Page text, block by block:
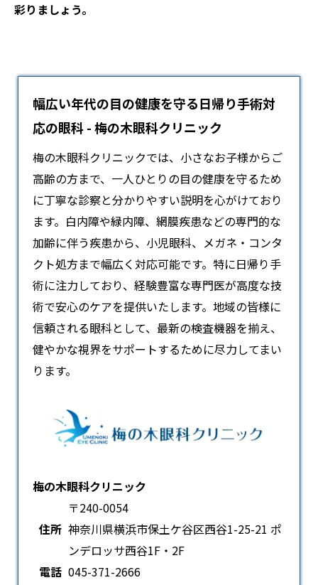
彩りましょう。
幅広い年代の目の健康を守る日帰り手術対
応の眼科 - 梅の木眼科クリニック
梅の木眼科クリニックでは、小さなお子様からご
高齢の方まで、一人ひとりの目の健康を守るため
に丁寧な診察と分かりやすい説明を心がけており
ます。白内障や緑内障、網膜疾患などの専門的な
加齢に伴う疾患から、小児眼科、メガネ・コンタ
クト処方まで幅広く対応可能です。特に日帰り手
術に注力しており、経験豊富な専門医が高度な技
術で安心のケアを提供いたします。地域の皆様に
信頼される眼科として、最新の検査機器を揃え、
健やかな視界をサポートするために尽力してまい
ります。
梅の木眼科クリニック
住所
〒240-0054
神奈川県横浜市保土ケ谷区西谷1-25-21 ポ
ンデロッサ西谷1F・2F
電話 045-371-2666